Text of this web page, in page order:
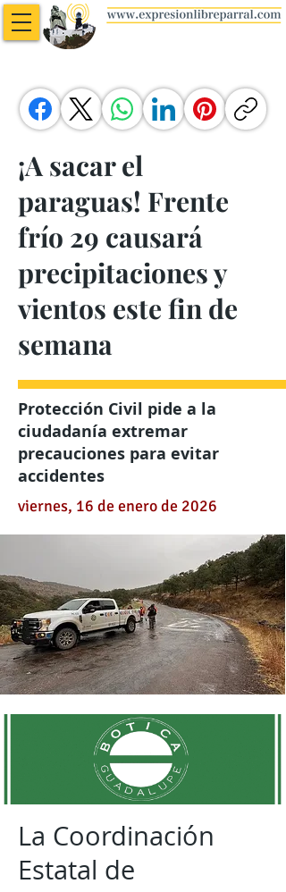
¡A sacar el
paraguas! Frente
frío 29 causará
precipitaciones y
vientos este fin de
semana
Protección Civil pide a la
ciudadanía extremar
precauciones para evitar
accidentes
viernes, 16 de enero de 2026
La Coordinación
Estatal de